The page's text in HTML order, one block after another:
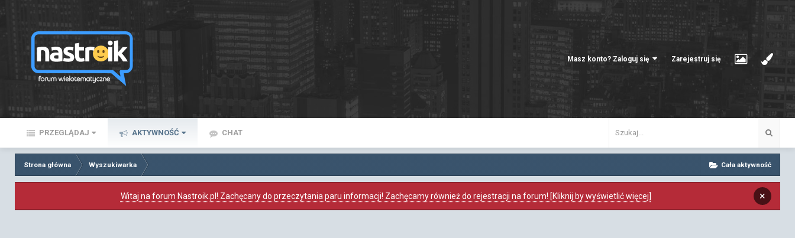
Masz konto? Zaloguj się Zarejestruj się
PRZEGLĄDAJ AKTYWNOŚĆ CHAT
Cała aktywność
Strona główna Wyszukiwarka
Witaj na forum Nastroik.pl! Zachęcany do przeczytania paru informacji! Zachęcamy również do rejestracji na forum! [Kliknij by wyświetlić więcej] ×